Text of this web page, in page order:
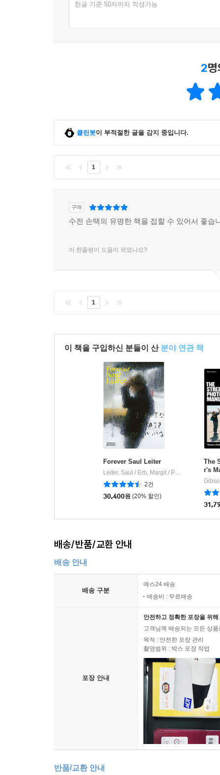
한글 기준 50자까지 작성가능
2
클린봇이 부적절한 글을 감지 중입니다.
1
구매
수전 손택의 유명한 책을 접할 수 있어서 좋습
이 한줄평이 도움이 되었나요?
1
이 책을 구입하신 분들이 산 분야 연관 책
Forever Saul Leiter
Leiter, Saul / Erb, Margit / Parillo, Michael |
2건
30,400원 (20% 할인)
The
r's
배송/반품/교환 안내
배송 안내
배송 구분
예스24 배송
배송비 : 무료배송
포장 안내
안전하고 정확한 포장을 위
고객님께 배송되는 모든 상
목적 : 안전한 포장 관리
촬영범위 : 박스 포장 작업
반품/교환 안내